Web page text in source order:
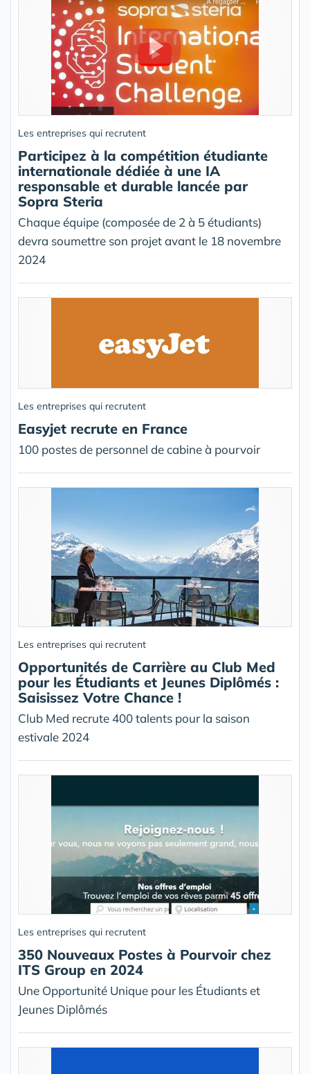
Les entreprises qui recrutent
Participez à la compétition étudiante
internationale dédiée à une IA
responsable et durable lancée par
Sopra Steria
Chaque équipe (composée de 2 à 5 étudiants)
devra soumettre son projet avant le 18 novembre
2024
Les entreprises qui recrutent
Easyjet recrute en France
100 postes de personnel de cabine à pourvoir
Les entreprises qui recrutent
Opportunités de Carrière au Club Med
pour les Étudiants et Jeunes Diplômés :
Saisissez Votre Chance !
Club Med recrute 400 talents pour la saison
estivale 2024
Les entreprises qui recrutent
350 Nouveaux Postes à Pourvoir chez
ITS Group en 2024
Une Opportunité Unique pour les Étudiants et
Jeunes Diplômés